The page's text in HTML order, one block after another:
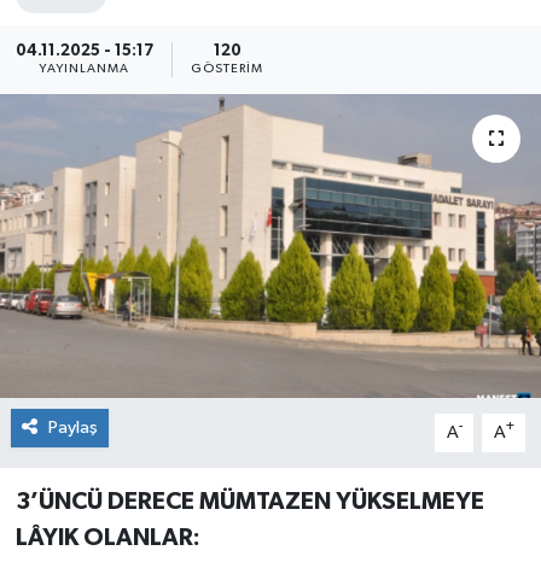
04.11.2025 - 15:17
YAYINLANMA
120
GÖSTERIM
Paylaş A- A+
3’ÜNCÜ DERECE MÜMTAZEN YÜKSELMEYE
LÂYIK OLANLAR:
Kültür-Sanat
Medya
Mizah
Röportaj